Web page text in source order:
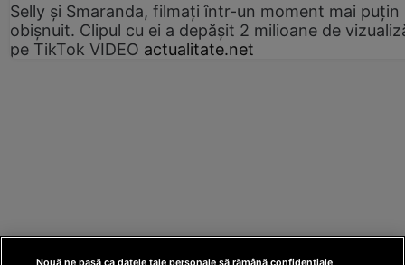
Selly și Smaranda, filmați într-un moment mai puțin
obișnuit. Clipul cu ei a depășit 2 milioane de
pe TikTok VIDEO actualitate.net
Nouă ne pasă ca datele tale personale să rămână confidențiale